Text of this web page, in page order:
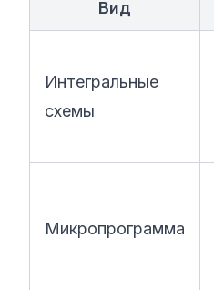
Вид
Интегральные
схемы
Микропрограмма